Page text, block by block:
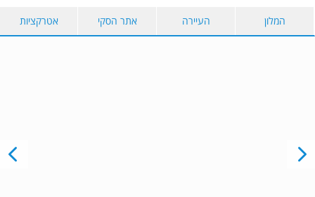
הצג תוצאות
המלון העיירה אתר הסקי אטרקציות